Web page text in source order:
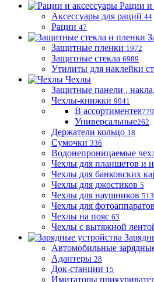
Рации и
Аксессуары для раций 44
Рации 47
Защитные пленки 1972
Защитные стекла 6989
Утилиты для наклейки
Чехлы
Защитные панели ,
Чехлы-книжки 9041
В ассортименте8779
Универсальные262
Держатели кольцо 18
Сумочки 336
Водонепроницаемые
Чехлы для планшетов и
Чехлы для банковских
Чехлы для джостиков 5
Чехлы для наушников 513
Чехлы для фотоаппаратов
Чехлы на пояс 63
Чехлы с вытяжной
Автомобильные
Адаптеры 28
Док-станции 15
Имитаторы